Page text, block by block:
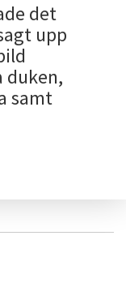
det
upp
duken,
samt